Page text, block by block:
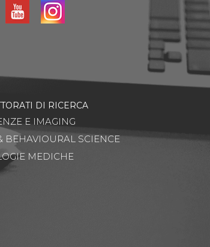
DI RICERCA
E IMAGING
BEHAVIOURAL SCIENCE
MEDICHE